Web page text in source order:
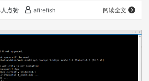
序采用异步执行的方式，在读取数据的同
选择ARM平台发布项目 将publish文件
然后将WiringPi的库文件复制到
点赞 afirefish 阅读全文